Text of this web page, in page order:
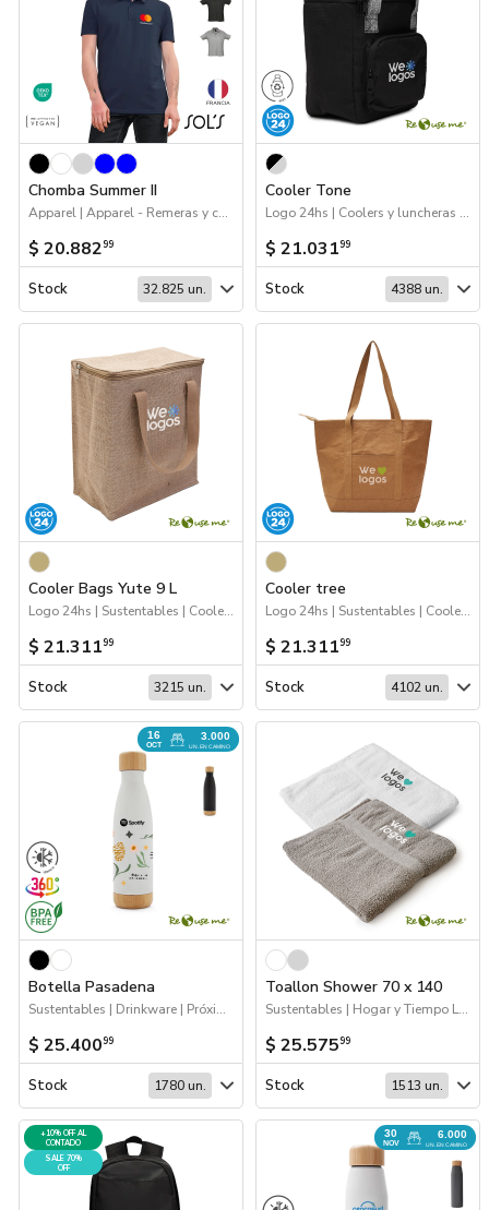
Chomba Summer II
Apparel | Apparel - Remeras y chombas | Sustentables | Workwear
$ 20.88299
Stock 32.825 un.
Cooler Tone
Logo 24hs | Coolers y luncheras | 70%OFF Bolsos y Mochilas | Sustentables
$ 21.03199
Stock 4388 un.
Cooler Bags Yute 9 L
Logo 24hs | Sustentables | Coolers y luncheras
$ 21.31199
Stock 3215 un.
Cooler tree
Logo 24hs | Sustentables | Coolers y luncheras
$ 21.31199
Stock 4102 un.
16
OCT
3.000
UN. EN CAMINO
Botella Pasadena
Sustentables | Drinkware | Próximos Arribos
$ 25.40099
Stock 1780 un.
Toallon Shower 70 x 140
Sustentables | Hogar y Tiempo Libre
$ 25.57599
Stock 1513 un.
+10% OFF AL
CONTADO
SALE 70%
OFF
30
NOV
6.000
UN. EN CAMINO